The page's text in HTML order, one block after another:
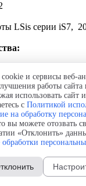
LSis серии iS7,
векторное
процессор DSP
Контроль
запаса
определение
функция
и сервисы веб-
работы сайта
использовать сайт
с Политикой
на обработку
вы можете отозвать
«Отклонить»